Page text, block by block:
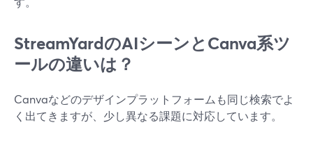
StreamYardのAIシーンとCanva系ツ
ールの違いは？
Canvaなどのデザインプラットフォームも同じ検索でよ
く出てきますが、少し異なる課題に対応しています。